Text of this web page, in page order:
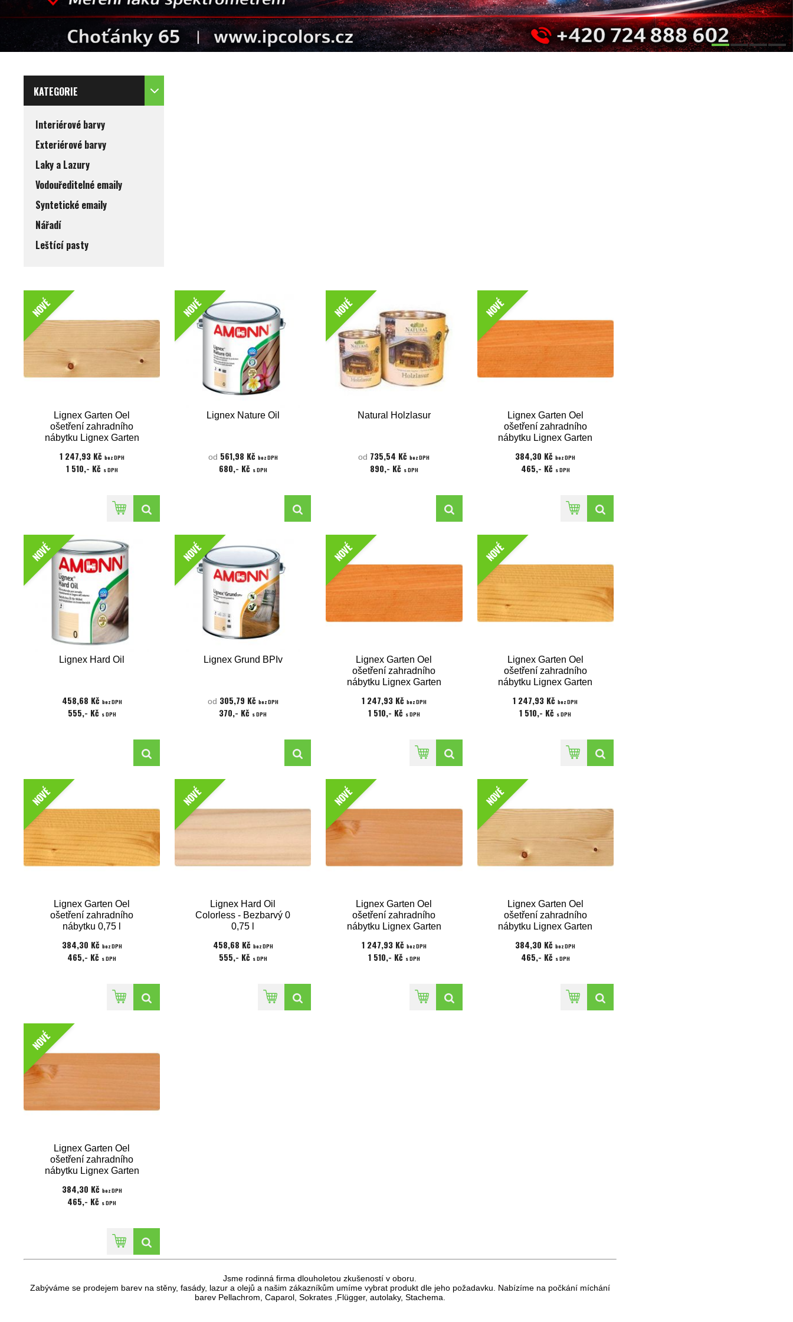
KATEGORIE
Interiérové barvy
Exteriérové barvy
Laky a Lazury
Vodouředitelné emaily
Syntetické emaily
Nářadí
Leštící pasty
NOVÉ
Lignex Garten Oel
ošetření zahradního
nábytku Lignex Garten
1 247,93 Kč bez DPH
1 510,- Kč s DPH
NOVÉ
Lignex Nature Oil
od 561,98 Kč bez DPH
680,- Kč s DPH
NOVÉ
Natural Holzlasur
od 735,54 Kčbez DPH
890,- Kč s DPH
NOVÉ
Lignex Garten Oel
ošetření zahradního
nábytku Lignex Garten
384,30 Kčbez DPH
465,- Kč s DPH
NOVÉ
Lignex Hard Oil
458,68 Kč bez DPH
555,- Kč s DPH
NOVÉ
Lignex Grund BPIv
od 305,79 Kč bez DPH
370,- Kč s DPH
NOVÉ
Lignex Garten Oel
ošetření zahradního
nábytku Lignex Garten
1 247,93 Kč bez DPH
1 510,- Kč s DPH
NOVÉ
Lignex Garten Oel
ošetření zahradního
nábytku Lignex Garten
1 247,93 Kčbez DPH
1 510,- Kč s DPH
NOVÉ
Lignex Garten Oel
ošetření zahradního
nábytku 0,75 l
384,30 Kč bez DPH
465,- Kč s DPH
NOVÉ
Lignex Hard Oil
Colorless - Bezbarvý 0
0,75 l
458,68 Kč bez DPH
555,- Kč s DPH
NOVÉ
Lignex Garten Oel
ošetření zahradního
nábytku Lignex Garten
1 247,93 Kč bez DPH
1 510,- Kč s DPH
NOVÉ
Lignex Garten Oel
ošetření zahradního
nábytku Lignex Garten
384,30 Kčbez DPH
465,- Kč s DPH
NOVÉ
Lignex Garten Oel
ošetření zahradního
nábytku Lignex Garten
384,30 Kč bez DPH
465,- Kč s DPH
Jsme rodinná firma dlouholetou zkušeností v oboru.
Zabýváme se prodejem barev na stěny, fasády, lazur a olejů a našim zákazníkům umíme vybrat produkt dle jeho požadavku. Nabízíme na počkání míchání
barev Pellachrom, Caparol, Sokrates ,Flügger, autolaky, Stachema.